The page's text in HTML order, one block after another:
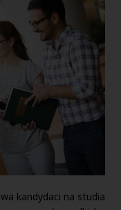
kandydaci na studia